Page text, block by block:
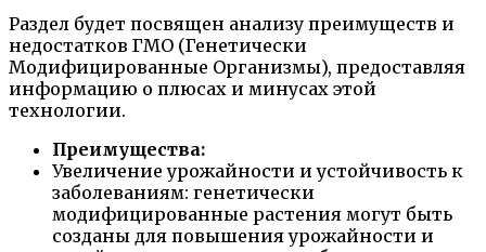
Раздел будет посвящен анализу преимуществ и
недостатков ГМО (Генетически
Модифицированные Организмы), предоставляя
информацию о плюсах и минусах этой
технологии.
Преимущества:
Увеличение урожайности и устойчивость к
заболеваниям: генетически
модифицированные растения могут быть
созданы для повышения урожайности и